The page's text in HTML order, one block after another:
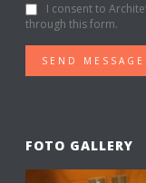
I consent to
through this form.
SEND MESSAGE
FOTO GALLERY